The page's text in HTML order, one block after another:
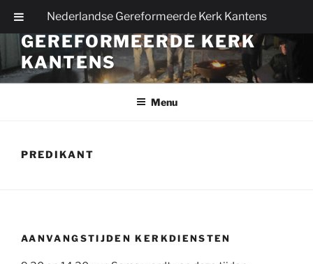
Nederlandse Gereformeerde Kerk Kantens
naar
inhoud
NEDERLANDSE
GEREFORMEERDE KERK
KANTENS
Menu
PREDIKANT
AANVANGSTIJDEN KERKDIENSTEN